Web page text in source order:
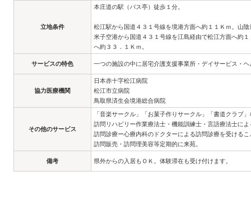
立地条件
本庄道の駅（バス亭）徒歩１分。
松江駅から国道４３１号線を境港方面へ約１１Ｋｍ。山
米子空港から国道４３１号線を江島経由で松江方面へ約
へ約３３．１Ｋｍ。
サービスの特色 一つの施設の中に居宅介護支援事業所・デイサービス・
協力医療機関
日本赤十字松江病院
松江市立病院
鳥取県済生会境港総合病院
その他のサービス
「音楽サークル」「お菓子作りサークル」「書道クラブ」
訪問リハビリー作業療法士・機能訓練士・言語療法士によ
訪問診療ー心療内科のドクターによる訪問診療を受けるこ
訪問販売・訪問理美容等定期的に来苑。
備考 県外からの入居もＯＫ。体験滞在も受け付けます。